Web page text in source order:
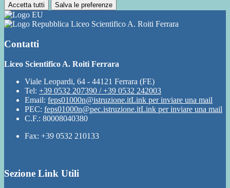
Accetta tutti Salva le preferenze
Liceo Scientifico A. Roiti Ferrara
Contatti
Liceo Scientifico A. Roiti Ferrara
Viale Leopardi, 64 - 44121 Ferrara (FE)
Tel: +39 0532 207390 / +39 0532 242003
Email: feps01000n@istruzione.itLink per inviare una mail
PEC: feps01000n@pec.istruzione.itLink per inviare una mail
C.F.: 80008040380
Fax: +39 0532 210133
Sezione Link Utili